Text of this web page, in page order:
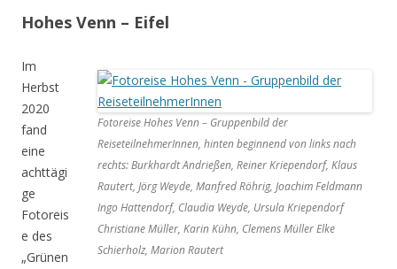
Hohes Venn – Eifel
Fotoreise Hohes Venn – Gruppenbild der
ReiseteilnehmerInnen, hinten beginnend von links nach
rechts: Burkhardt Andrießen, Reiner Kriependorf, Klaus
Rautert, Jörg Weyde, Manfred Röhrig, Joachim Feldmann
Ingo Hattendorf, Claudia Weyde, Ursula Kriependorf
Christiane Müller, Karin Kühn, Clemens Müller Elke
Schierholz, Marion Rautert
Im
Herbst
2020
fand
eine
achttägi
ge
Fotoreis
e des
„Grünen